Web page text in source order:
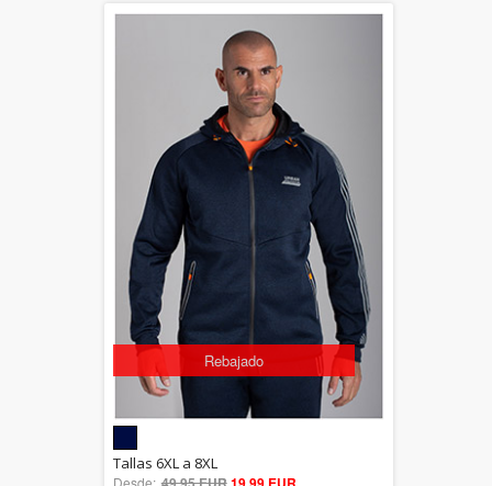
Rebajado
5.00
Tallas 6XL a 8XL
Desde: